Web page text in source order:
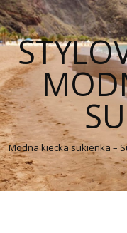
Modna kiecka sukienka –